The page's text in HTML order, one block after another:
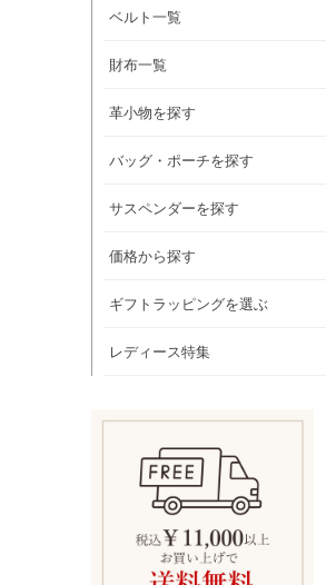
ベルト一覧
財布一覧
革小物を探す
バッグ・ポーチを探す
サスペンダーを探す
価格から探す
ギフトラッピングを選ぶ
レディース特集